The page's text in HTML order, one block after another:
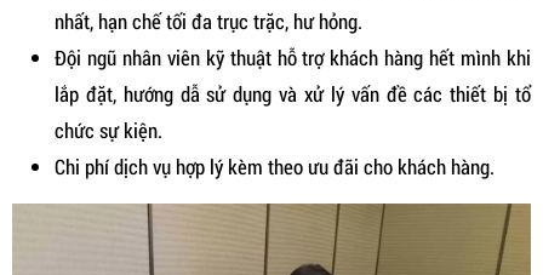
nhất, hạn chế tối đa trục trặc, hư hỏng.
Đội ngũ nhân viên kỹ thuật hỗ trợ khách hàng hết mình khi
lắp đặt, hướng dẫ sử dụng và xử lý vấn đề các thiết bị tổ
chức sự kiện.
Chi phí dịch vụ hợp lý kèm theo ưu đãi cho khách hàng.